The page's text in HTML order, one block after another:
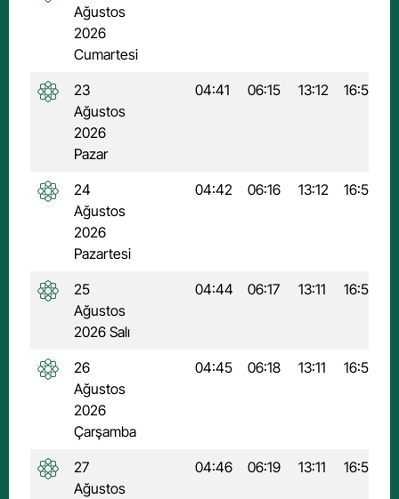
Ağustos
2026
Cumartesi
23
Ağustos
2026
Pazar
04:41 06:15 13:12 16:57
24
Ağustos
2026
Pazartesi
04:42 06:16 13:12 16:56
25
Ağustos
2026 Salı
04:44 06:17 13:11 16:56
26
Ağustos
2026
Çarşamba
04:45 06:18 13:11 16:55
27
Ağustos
04:46 06:19 13:11 16:54